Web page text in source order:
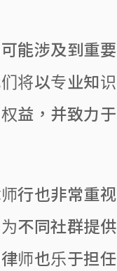
能涉及到重要
将以专业知识
益，并致力于
行也非常重视
不同社群提供
师也乐于担任